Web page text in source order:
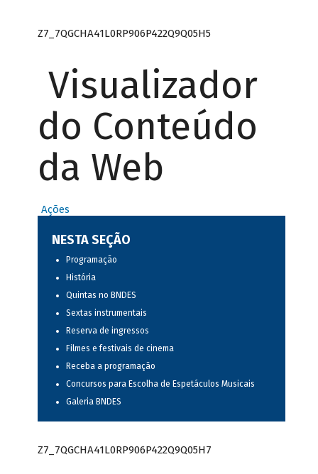
Z7_7QGCHA41L0RP906P422Q9Q05H5
Visualizador
do Conteúdo
da Web
Ações
NESTA SEÇÃO
Programação
História
Quintas no BNDES
Sextas instrumentais
Reserva de ingressos
Filmes e festivais de cinema
Receba a programação
Concursos para Escolha de Espetáculos Musicais
Galeria BNDES
Z7_7QGCHA41L0RP906P422Q9Q05H7